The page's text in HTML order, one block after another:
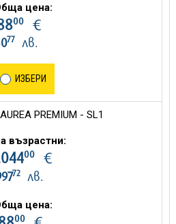
цена:
00€
77лв.
ИЗБЕРИ
PREMIUM - SL1
възрастни:
00€
72лв.
цена:
00